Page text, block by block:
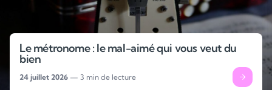
Le métronome : le mal-aimé qui vous veut du
bien
24 juillet 2026 — 3 min de lecture